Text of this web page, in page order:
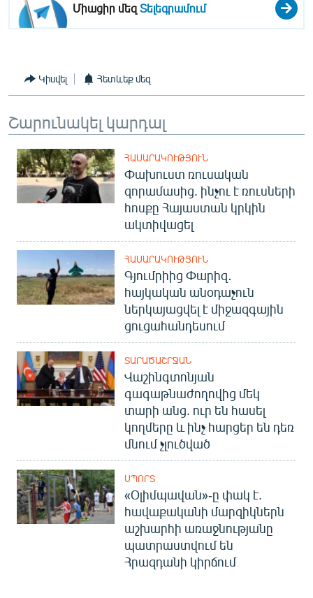
Միացիր մեզՏելեգրամում
Կիսվել Հետևեք մեզ
Շարունակել կարդալ
ՀԱՍԱՐԱԿՈՒԹՅՈՒՆ
Փախուստ ռուսական
զորամասից. ինչու է ռուսների
հոսքը Հայաստան կրկին
ակտիվացել
ՀԱՍԱՐԱԿՈՒԹՅՈՒՆ
Գյումրիից Փարիզ․
հայկական անօդաչուն
ներկայացվել է միջազգային
ցուցահանդեսում
ՏԱՐԱԾԱՇՐՋԱՆ
Վաշինգտոնյան
գագաթնաժողովից մեկ
տարի անց. ուր են հասել
կողմերը և ինչ հարցեր են դեռ
մնում չլուծված
ՍՊՈՐՏ
«Օլիմպավան»-ը փակ է.
հավաքականի մարզիկներն
աշխարհի առաջնությանը
պատրաստվում են
Հրազդանի կիրճում